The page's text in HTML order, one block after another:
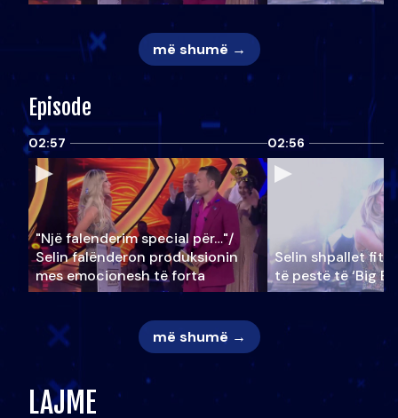
më shumë →
Episode
02:57
"Një falenderim special për…"/
Selin falënderon produksionin
mes emocionesh të forta
02:56
Selin shpallet
të pestë të ‘Big
më shumë →
LAJME